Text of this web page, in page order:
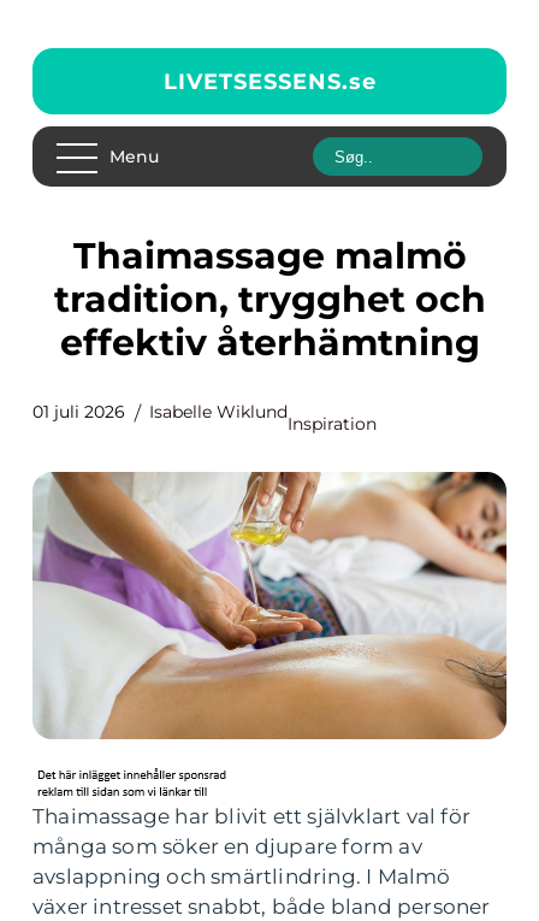
LIVETSESSENS.se
Menu
Thaimassage malmö
tradition, trygghet och
effektiv återhämtning
01 juli 2026 Isabelle Wiklund
Inspiration
Thaimassage har blivit ett självklart val för
många som söker en djupare form av
avslappning och smärtlindring. I Malmö
växer intresset snabbt, både bland personer